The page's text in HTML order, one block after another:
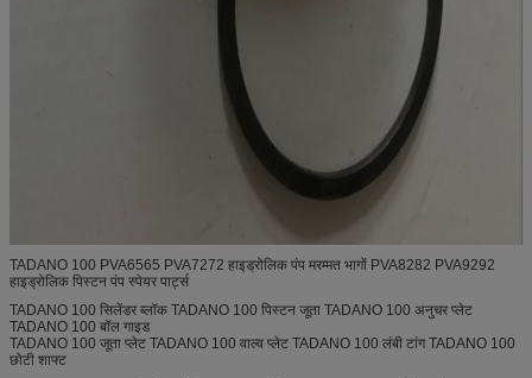
TADANO 100 PVA6565 PVA7272 हाइड्रोलिक पंप मरम्मत भागों PVA8282 PVA9292
हाइड्रोलिक पिस्टन पंप स्पेयर पार्ट्स
TADANO 100 सिलेंडर ब्लॉक TADANO 100 पिस्टन जूता TADANO 100 अनुचर प्लेट
TADANO 100 बॉल गाइड
TADANO 100 जूता प्लेट TADANO 100 वाल्व प्लेट TADANO 100 लंबी टांग TADANO 100
छोटी शाफ्ट